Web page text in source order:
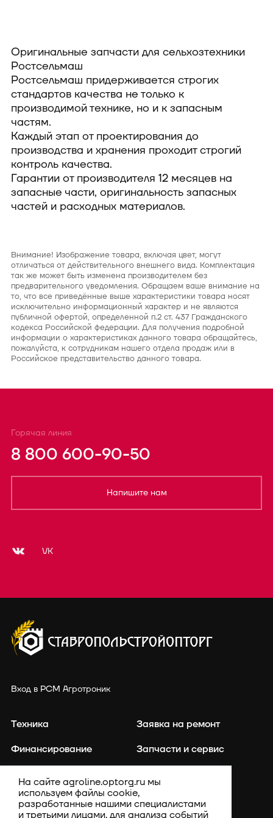
Оригинальные запчасти для сельхозтехники
Ростсельмаш
Ростсельмаш придерживается строгих
стандартов качества не только к
производимой технике, но и к запасным
частям.
Каждый этап от проектирования до
производства и хранения проходит строгий
контроль качества.
Гарантии от производителя 12 месяцев на
запасные части, оригинальность запасных
частей и расходных материалов.
Внимание! Изображение товара, включая цвет, могут
отличаться от действительного внешнего вида. Комплектация
так же может быть изменена производителем без
предварительного уведомления. Обращаем ваше внимание на
то, что все приведённые выше характеристики товара носят
исключительно информационный характер и не являются
публичной офертой, определенной п.2 ст. 437 Гражданского
кодекса Российской федерации. Для получения подробной
информации о характеристиках данного товара обращайтесь,
пожалуйста, к сотрудникам нашего отдела продаж или в
Российское представительство данного товара.
Горячая линия
8 800 600-90-50
Напишите нам
VK
Вход в РСМ Агротроник
Техника
Финансирование
Каталог запасных частей
Заявка на ремонт
Запчасти и сервис
Акции
На сайте agroline.optorg.ru мы
используем файлы cookie,
разработанные нашими специалистами
и третьими лицами, для анализа событий